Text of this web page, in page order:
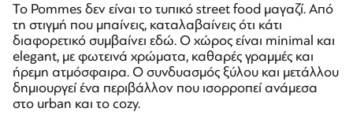
Το Pommes δεν είναι το τυπικό street food μαγαζί. Από
τη στιγμή που μπαίνεις, καταλαβαίνεις ότι κάτι
διαφορετικό συμβαίνει εδώ. Ο χώρος είναι minimal και
elegant, με φωτεινά χρώματα, καθαρές γραμμές και
ήρεμη ατμόσφαιρα. Ο συνδυασμός ξύλου και μετάλλου
δημιουργεί ένα περιβάλλον που ισορροπεί ανάμεσα
στο urban και το cozy.